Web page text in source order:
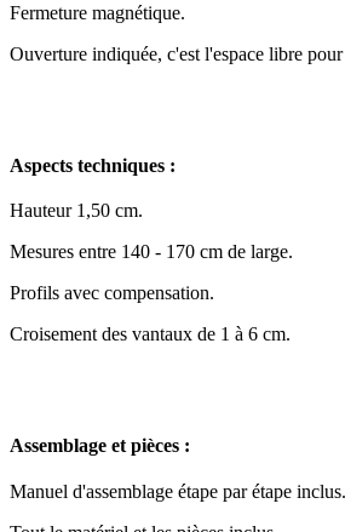
Fermeture magnétique.
Ouverture indiquée, c'est l'espace libre pour
Aspects techniques :
Hauteur 1,50 cm.
Mesures entre 140 - 170 cm de large.
Profils avec compensation.
Croisement des vantaux de 1 à 6 cm.
Assemblage et pièces :
Manuel d'assemblage étape par étape inclus.